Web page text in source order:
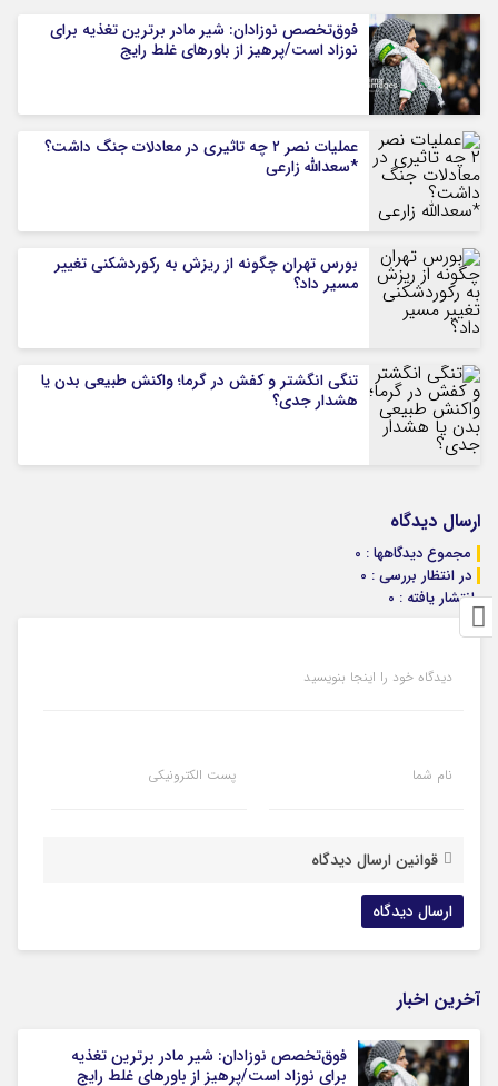
فوق‌تخصص نوزادان: شیر مادر برترین تغذیه برای
نوزاد است/پرهیز از باورهای غلط رایج
عملیات نصر ۲ چه تاثیری در معادلات جنگ داشت؟
*سعدالله زارعی
بورس تهران چگونه از ریزش به رکوردشکنی تغییر
مسیر داد؟
تنگی انگشتر و کفش در گرما؛ واکنش طبیعی بدن یا
هشدار جدی؟
ارسال دیدگاه
مجموع دیدگاهها : 0
در انتظار بررسی : 0
انتشار یافته : 0
دیدگاه خود را اینجا بنویسید
نام شما پست الکترونیکی
قوانین ارسال دیدگاه
آخرین اخبار
فوق‌تخصص نوزادان: شیر مادر برترین تغذیه
برای نوزاد است/پرهیز از باورهای غلط رایج